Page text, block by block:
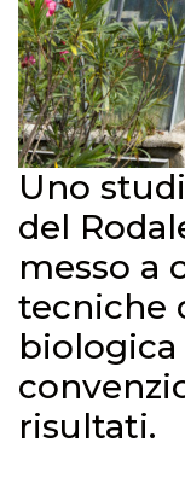
Uno
del
messo a
tecniche
risultati.